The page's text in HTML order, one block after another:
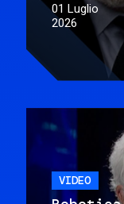
01 Luglio
2026
VIDEO